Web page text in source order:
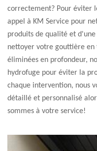
correctement? Pour éviter
appel à KM Service pour
produits de qualité et
nettoyer votre gouttière en
éliminées en profondeur,
hydrofuge pour éviter la
chaque intervention, nous
détaillé et personnalisé
sommes à votre service!